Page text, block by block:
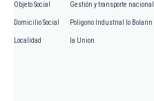
Objeto Social Gestión y transporte
Domicilio Social Poligono Industrial lo Bolarin
Localidad la Union